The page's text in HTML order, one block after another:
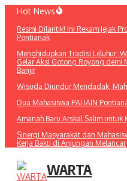
Lewati
konten
Hot News
Resmi Dilantik! Ini Rekam Jejak
Pontianak
Menghidupkan Tradisi Leluhur:
Gelar Aksi Gotong Royong demi
Banjir
Wisuda Diundur Mendadak,
Dua Mahasiswa PAI IAIN
Amanah Baru Arskal Salim untuk
Sinergi Masyarakat dan
Kerja Bakti di Anjungan Melancar
WARTA